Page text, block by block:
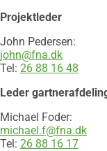
Projektleder
​John Pedersen:
john@fna.dk
Tel: 26 88 16 48
Leder
Michael Foder:
michael.f@fna.dk
Tel: 26 88 16 17